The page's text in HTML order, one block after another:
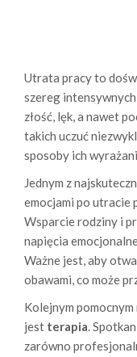
Utrata pracy to
szereg
złość, lęk, a nawet
takich uczuć
sposoby ich
Jednym z
emocjami po utracie
Wsparcie rodziny i
napięcia
Ważne jest, aby
obawami, co może
Kolejnym
jest terapia.
zarówno